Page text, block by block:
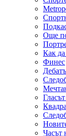
Още
Как
Финес
Часът